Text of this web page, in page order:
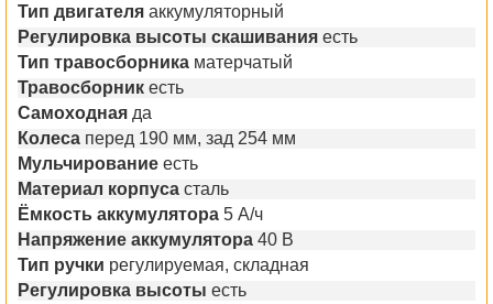
Тип двигателя аккумуляторный
Регулировка высоты скашивания есть
Тип травосборника матерчатый
Травосборник есть
Самоходная да
Колеса перед 190 мм, зад 254 мм
Мульчирование есть
Материал корпуса сталь
Ёмкость аккумулятора 5 А/ч
Напряжение аккумулятора 40 В
Тип ручки регулируемая, складная
Регулировка высоты есть